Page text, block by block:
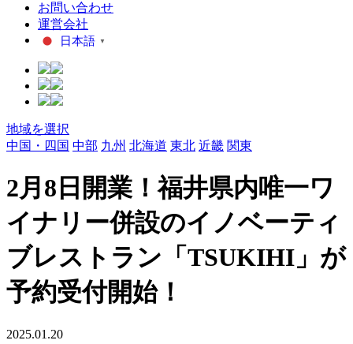
お問い合わせ
運営会社
日本語 ▼
地域を選択
中国・四国 中部 九州 北海道 東北 近畿 関東
2月8日開業！福井県内唯一ワ
イナリー併設のイノベーティ
ブレストラン「TSUKIHI」が
予約受付開始！
2025.01.20